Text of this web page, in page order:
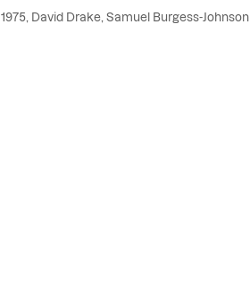
David Drake, Samuel Burgess-Johnson